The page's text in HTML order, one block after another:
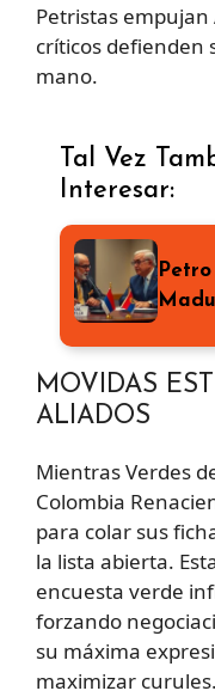
Petristas
críticos defienden
mano.
Tal Vez
Interesar:
MOVIDAS
ALIADOS
Mientras Verdes
Colombia
para colar sus
la lista abierta.
encuesta verde
forzando
su máxima
maximizar curules.